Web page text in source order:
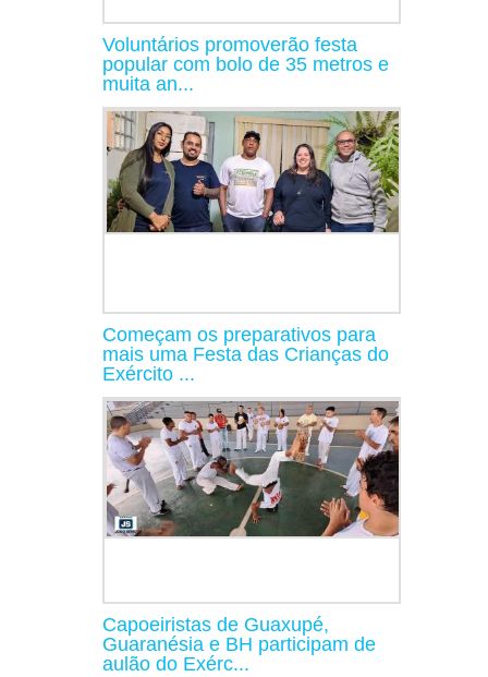
Voluntários promoverão festa
popular com bolo de 35 metros e
muita an...
Começam os preparativos para
mais uma Festa das Crianças do
Exército ...
Capoeiristas de Guaxupé,
Guaranésia e BH participam de
aulão do Exérc...